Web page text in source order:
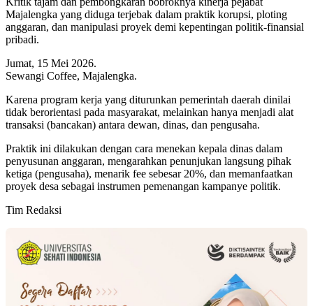
Majalengka yang diduga terjebak dalam praktik korupsi, ploting
anggaran, dan manipulasi proyek demi kepentingan politik-finansial
pribadi.
Jumat, 15 Mei 2026.
Sewangi Coffee, Majalengka.
Karena program kerja yang diturunkan pemerintah daerah dinilai
tidak berorientasi pada masyarakat, melainkan hanya menjadi alat
transaksi (bancakan) antara dewan, dinas, dan pengusaha.
Praktik ini dilakukan dengan cara menekan kepala dinas dalam
penyusunan anggaran, mengarahkan penunjukan langsung pihak
ketiga (pengusaha), menarik fee sebesar 20%, dan memanfaatkan
proyek desa sebagai instrumen pemenangan kampanye politik.
Tim Redaksi